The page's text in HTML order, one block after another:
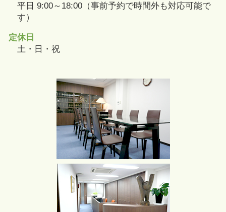
平日 9:00～18:00（事前予約で時間外も対応可能で
す）
定休日
土・日・祝